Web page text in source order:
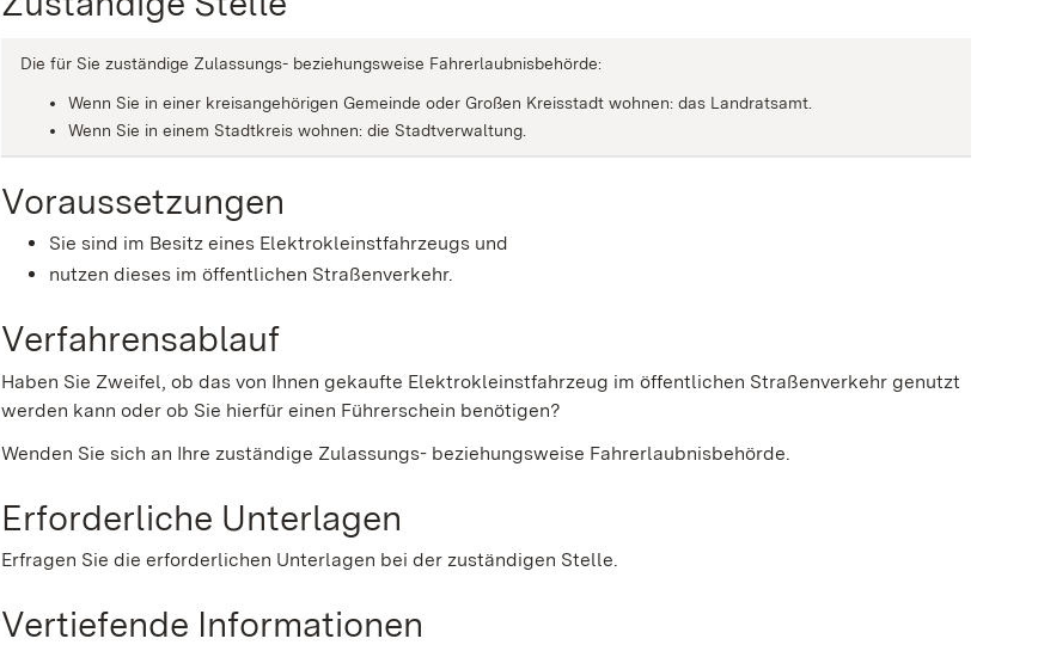
Die für Sie zuständige Zulassungs- beziehungsweise Fahrerlaubnisbehörde:
Wenn Sie in einer kreisangehörigen Gemeinde oder Großen Kreisstadt wohnen: das Landratsamt.
Wenn Sie in einem Stadtkreis wohnen: die Stadtverwaltung.
Voraussetzungen
Sie sind im Besitz eines Elektrokleinstfahrzeugs und
nutzen dieses im öffentlichen Straßenverkehr.
Verfahrensablauf
Haben Sie Zweifel, ob das von Ihnen gekaufte Elektrokleinstfahrzeug im öffentlichen Straßenverkehr genutzt
werden kann oder ob Sie hierfür einen Führerschein benötigen?
Wenden Sie sich an Ihre zuständige Zulassungs- beziehungsweise Fahrerlaubnisbehörde.
Erforderliche Unterlagen
Erfragen Sie die erforderlichen Unterlagen bei der zuständigen Stelle.
Vertiefende Informationen